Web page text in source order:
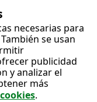
necesarias para
se usan
publicidad
y analizar el
más
.